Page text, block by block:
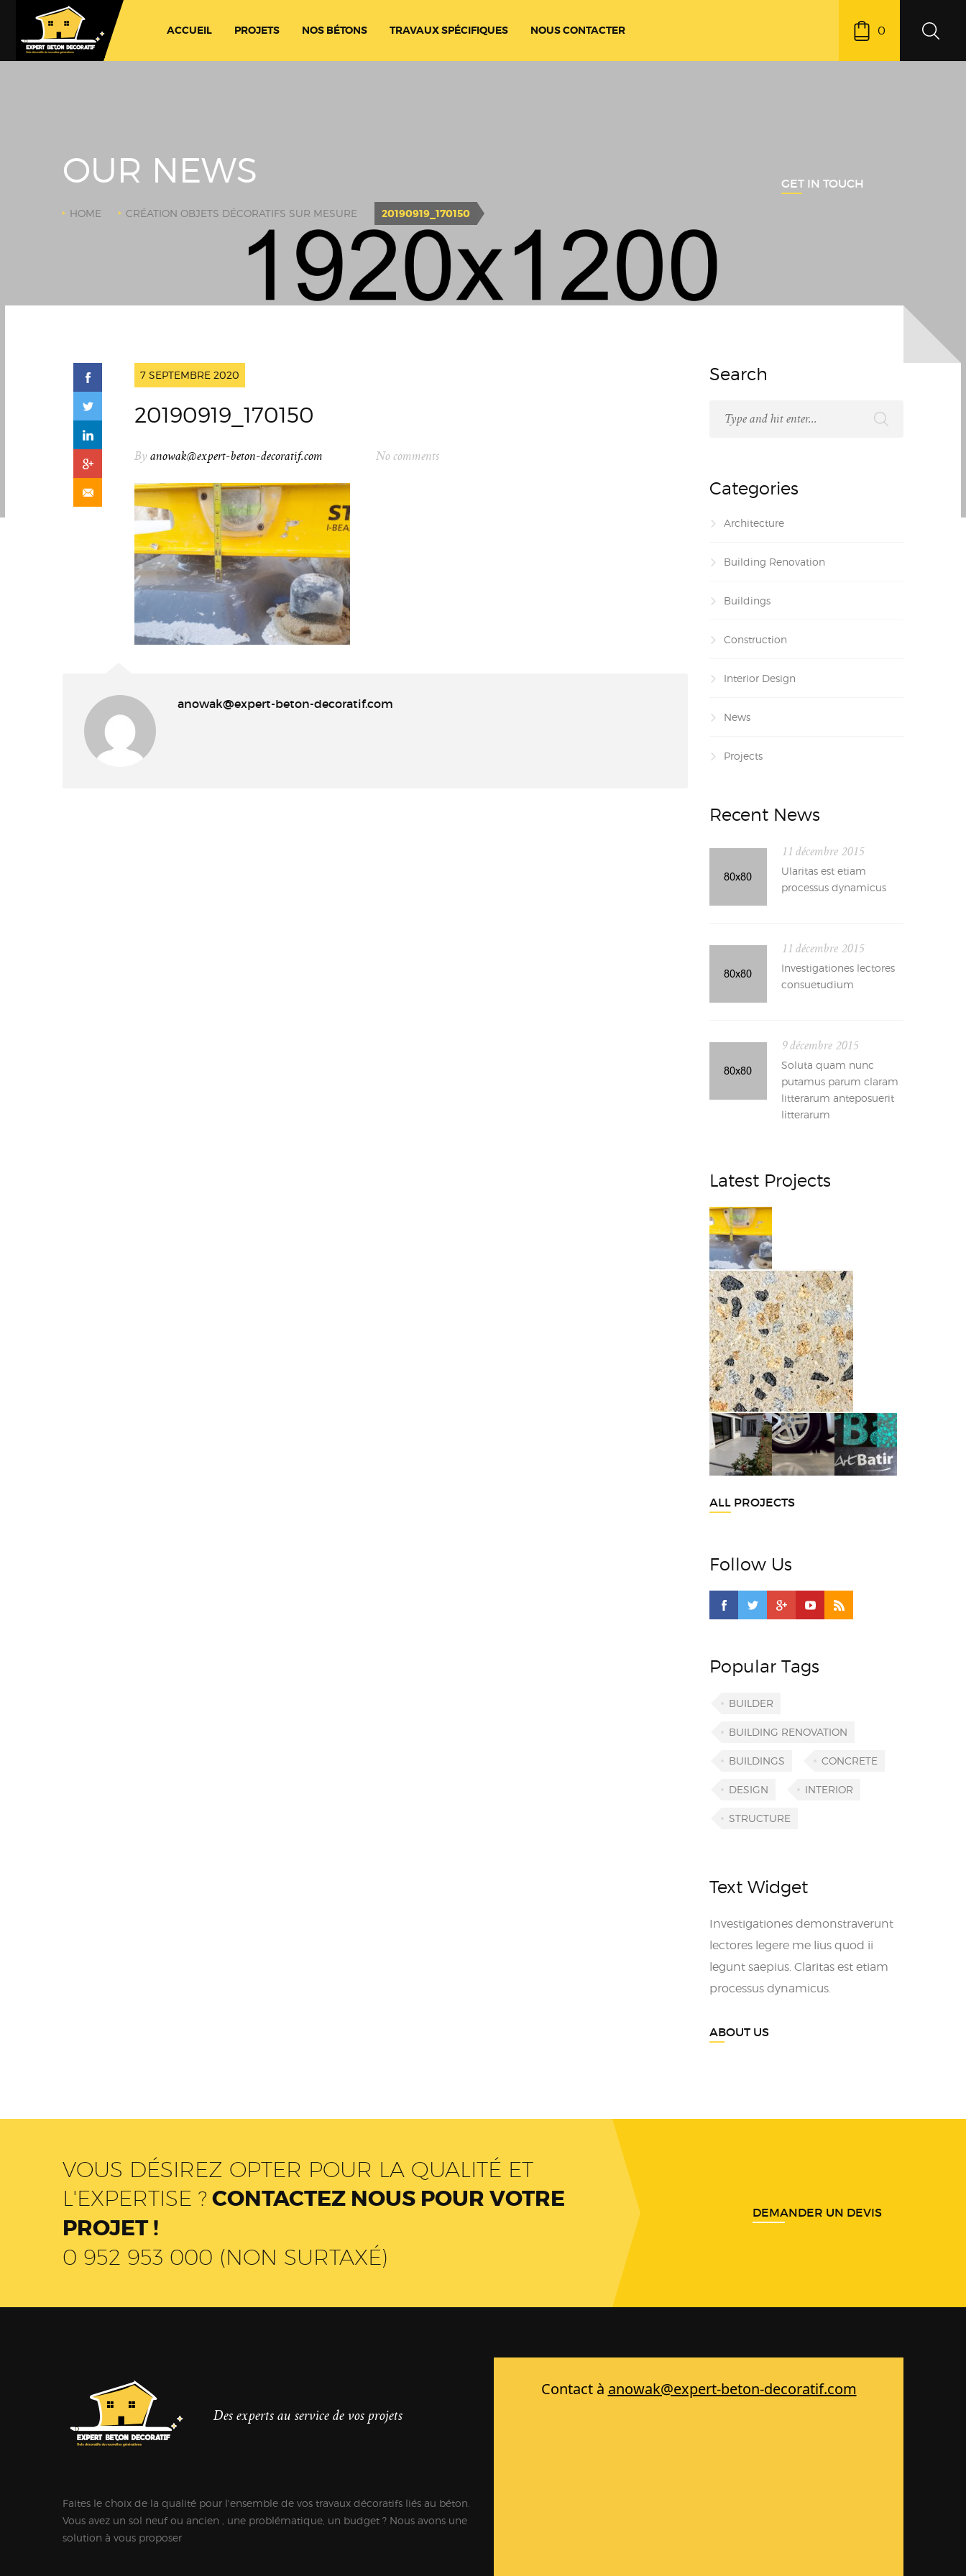
ACCUEIL PROJETS NOS BÉTONS TRAVAUX SPÉCIFIQUES NOUS CONTACTER 0
OUR NEWS
HOME CRÉATION OBJETS DÉCORATIFS SUR MESURE 20190919_170150
GET IN TOUCH
7 SEPTEMBRE 2020
20190919_170150
By anowak@expert-beton-decoratif.com No comments
anowak@expert-beton-decoratif.com
Search
Categories
Architecture
Building Renovation
Buildings
Construction
Interior Design
News
Projects
Recent News
11 décembre 2015
Ularitas est etiam
processus dynamicus
11 décembre 2015
Investigationes lectores
consuetudium
9 décembre 2015
Soluta quam nunc
putamus parum claram
litterarum anteposuerit
litterarum
Latest Projects
ALL PROJECTS
Follow Us
Popular Tags
BUILDER
BUILDING RENOVATION
BUILDINGS CONCRETE
DESIGN INTERIOR
STRUCTURE
Text Widget
Investigationes demonstraverunt
lectores legere me lius quod ii
legunt saepius. Claritas est etiam
processus dynamicus.
ABOUT US
VOUS DÉSIREZ OPTER POUR LA QUALITÉ ET
L'EXPERTISE ? CONTACTEZ NOUS POUR VOTRE
PROJET !
0 952 953 000 (NON SURTAXÉ)
DEMANDER UN DEVIS
Des experts au service de vos projets
Faites le choix de la qualité pour l'ensemble de vos travaux décoratifs liés au béton.
Vous avez un sol neuf ou ancien , une problématique, un budget ? Nous avons une
solution à vous proposer